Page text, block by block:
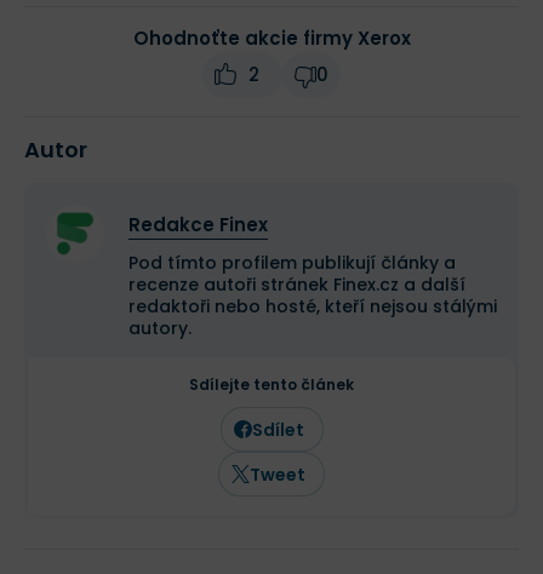
Ohodnoťte akcie firmy Xerox
2
0
Autor
Redakce Finex
Pod tímto profilem publikují články a
recenze autoři stránek Finex.cz a další
redaktoři nebo hosté, kteří nejsou stálými
autory.
Sdílejte tento článek
Sdílet
Tweet